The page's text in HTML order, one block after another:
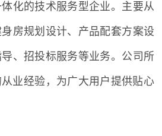
化的技术服务型企业。主要从
房规划设计、产品配套方案设
、招投标服务等业务。公司所
业经验，为广大用户提供贴心